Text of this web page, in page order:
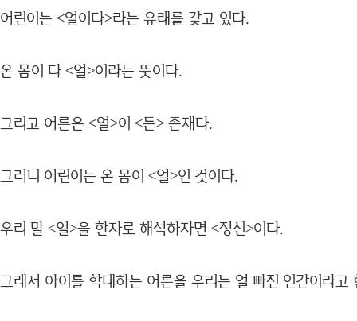
어린이는 <얼이다>라는 유래를 갖고 있다.
온 몸이 다 <얼>이라는 뜻이다.
그리고 어른은 <얼>이 <든> 존재다.
그러니 어린이는 온 몸이 <얼>인 것이다.
우리 말 <얼>을 한자로 해석하자면 <정신>이다.
그래서 아이를 학대하는 어른을 우리는 얼 빠진 인간이라고